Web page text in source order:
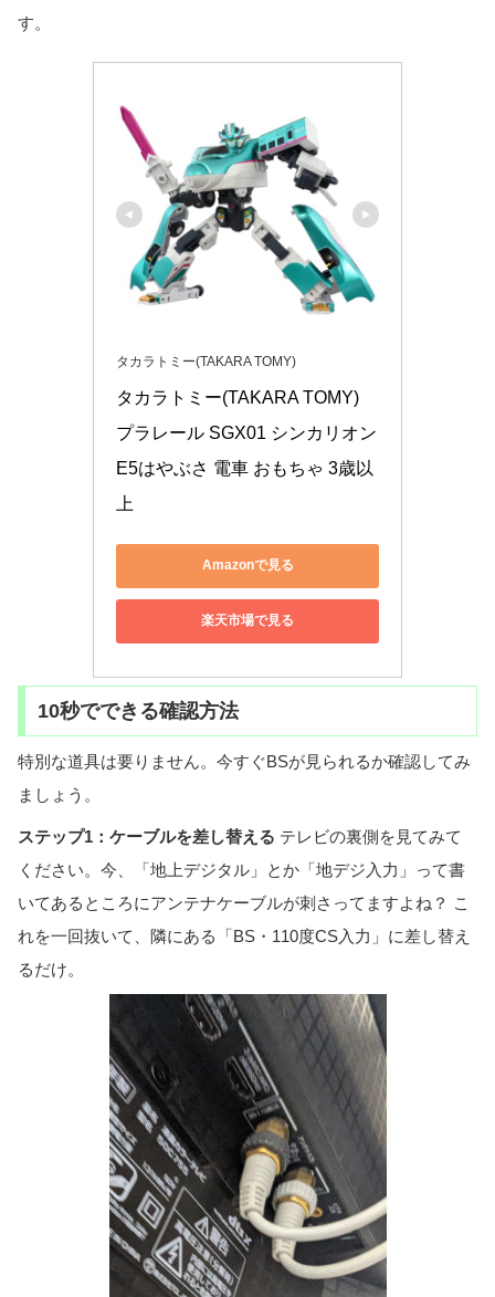
す。
タカラトミー(TAKARA TOMY)
タカラトミー(TAKARA TOMY)
プラレール SGX01 シンカリオン
E5はやぶさ 電車 おもちゃ 3歳以
上
Amazonで見る
楽天市場で見る
10秒でできる確認方法
特別な道具は要りません。今すぐBSが見られるか確認してみ
ましょう。
ステップ1：ケーブルを差し替える テレビの裏側を見てみて
ください。今、「地上デジタル」とか「地デジ入力」って書
いてあるところにアンテナケーブルが刺さってますよね？ こ
れを一回抜いて、隣にある「BS・110度CS入力」に差し替え
るだけ。